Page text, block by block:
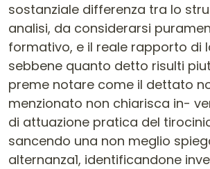
sostanziale differenza tra lo
analisi, da considerarsi
formativo, e il reale rapporto di
sebbene quanto detto risulti
preme notare come il dettato
menzionato non chiarisca in-
di attuazione pratica del
sancendo una non meglio
alternanza1, identificandone